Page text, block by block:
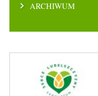
ARCHIWUM